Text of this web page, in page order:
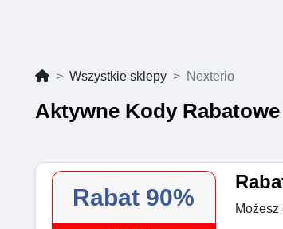
Wszystkie sklepy Nexterio
Aktywne Kody
Rabat 90% Możesz